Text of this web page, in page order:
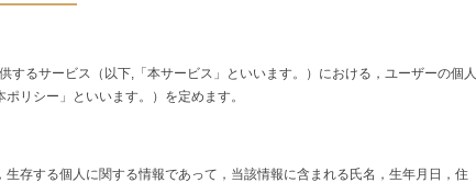
するサービス（以下,「本サービス」といいます。）における，ユーザーの個人
リシー」といいます。）を定めます。
存する個人に関する情報であって，当該情報に含まれる氏名，生年月日，住